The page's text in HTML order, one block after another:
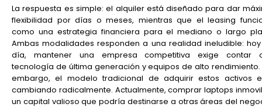
La respuesta es simple: el alquiler está diseñado para dar
flexibilidad por días o meses, mientras que el leasing
como una estrategia financiera para el mediano o largo
Ambas modalidades responden a una realidad ineludible:
día, mantener una empresa competitiva exige contar
tecnología de última generación y equipos de alto rendimiento.
embargo, el modelo tradicional de adquirir estos activos
cambiando radicalmente. Actualmente, comprar laptops
un capital valioso que podría destinarse a otras áreas del